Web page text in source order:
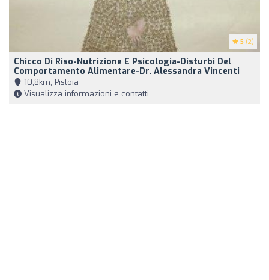
5 (2)
Chicco Di Riso-Nutrizione E Psicologia-Disturbi Del
Comportamento Alimentare-Dr. Alessandra Vincenti
10,8km, Pistoia
Visualizza informazioni e contatti